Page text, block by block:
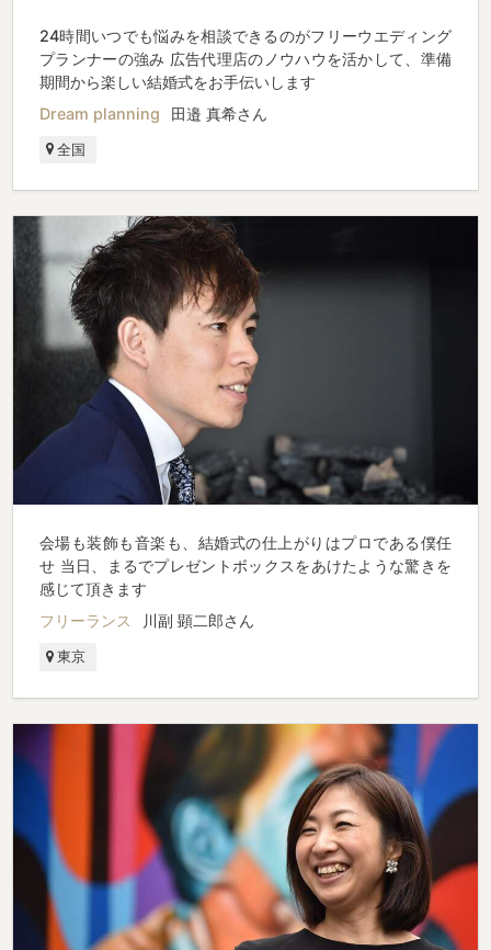
24時間いつでも悩みを相談できるのがフリーウエディング
プランナーの強み 広告代理店のノウハウを活かして、準備
期間から楽しい結婚式をお手伝いします
Dream planning
田邉 真希さん
全国
会場も装飾も音楽も、結婚式の仕上がりはプロである僕任
せ 当日、まるでプレゼントボックスをあけたような驚きを
感じて頂きます
フリーランス
川副 顕二郎さん
東京